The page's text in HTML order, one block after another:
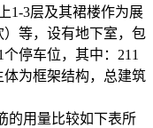
1-3层及其裙楼作为展
等，设有地下室，包
停车位，其中：211
为框架结构，总建筑
的用量比较如下表所